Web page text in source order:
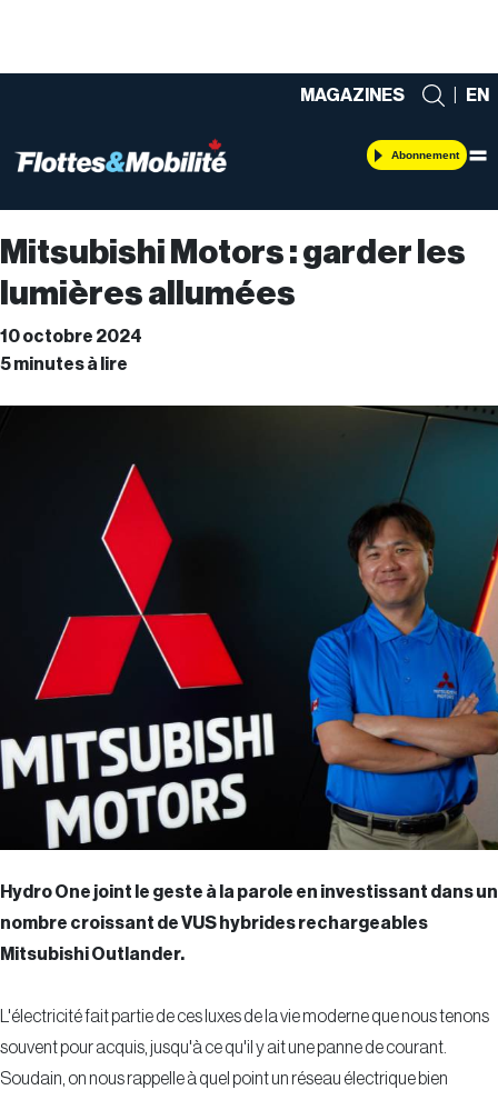
MAGAZINES EN
Abonnement
Mitsubishi Motors : garder les
lumières allumées
10 octobre 2024
5 minutes à lire
Hydro One joint le geste à la parole en investissant dans un
nombre croissant de VUS hybrides rechargeables
Mitsubishi Outlander.
L'électricité fait partie de ces luxes de la vie moderne que nous tenons
souvent pour acquis, jusqu'à ce qu'il y ait une panne de courant.
Soudain, on nous rappelle à quel point un réseau électrique bien